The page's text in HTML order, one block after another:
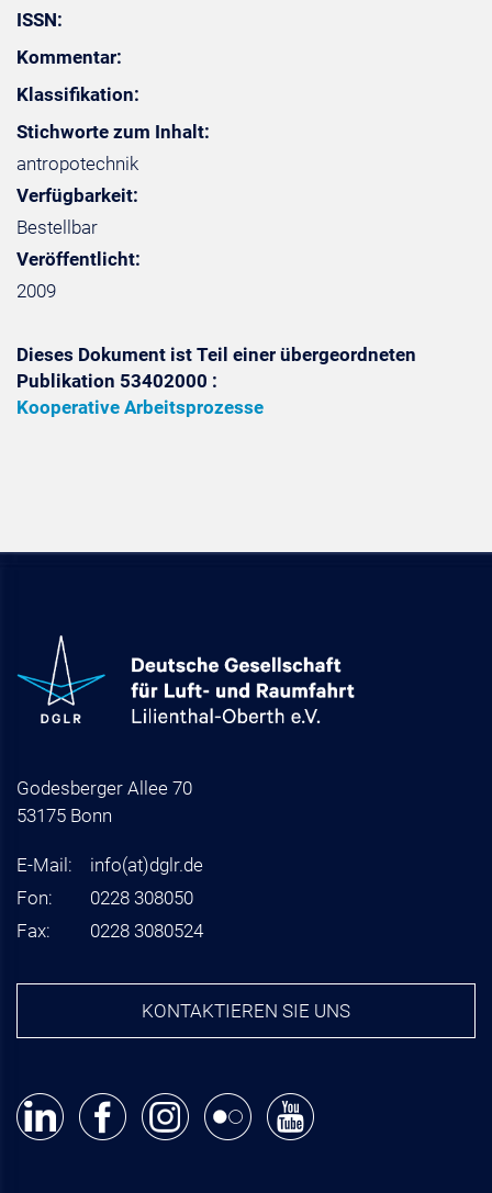
ISSN:
Kommentar:
Klassifikation:
Stichworte zum Inhalt:
antropotechnik
Verfügbarkeit:
Bestellbar
Veröffentlicht:
2009
Dieses Dokument ist Teil einer übergeordneten
Publikation 53402000 :
Kooperative Arbeitsprozesse
Godesberger Allee 70
53175 Bonn
E-Mail: info(at)dglr.de
Fon:
0228 308050
Fax:
0228 3080524
KONTAKTIEREN SIE UNS